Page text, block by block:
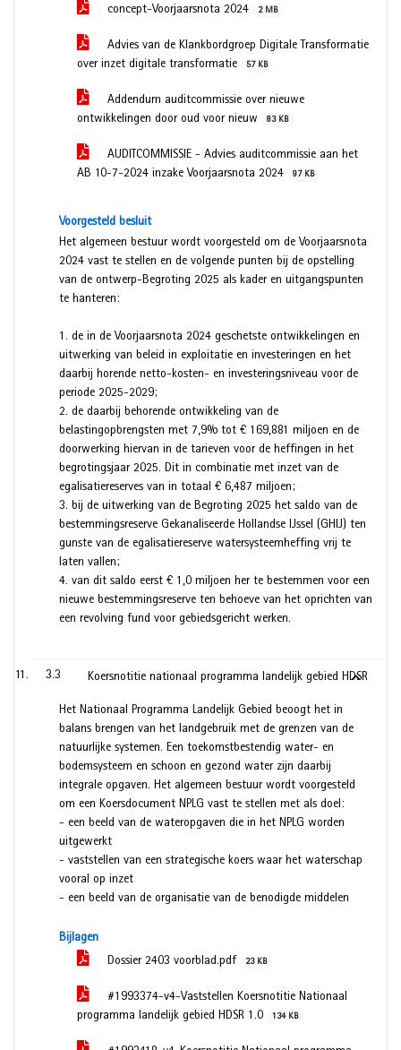
concept-Voorjaarsnota 2024 2 MB
Advies van de Klankbordgroep Digitale Transformatie
over inzet digitale transformatie
57 KB
Addendum auditcommissie over nieuwe
ontwikkelingen door oud voor nieuw
83 KB
AUDITCOMMISSIE - Advies auditcommissie aan het
AB 10-7-2024 inzake Voorjaarsnota 2024
97 KB
Voorgesteld besluit
Het algemeen bestuur wordt voorgesteld om de Voorjaarsnota
2024 vast te stellen en de volgende punten bij de opstelling
van de ontwerp-Begroting 2025 als kader en uitgangspunten
te hanteren:
1. de in de Voorjaarsnota 2024 geschetste ontwikkelingen en
uitwerking van beleid in exploitatie en investeringen en het
daarbij horende netto-kosten- en investeringsniveau voor de
periode 2025-2029;
2. de daarbij behorende ontwikkeling van de
belastingopbrengsten met 7,9% tot € 169,881 miljoen en de
doorwerking hiervan in de tarieven voor de heffingen in het
begrotingsjaar 2025. Dit in combinatie met inzet van de
egalisatiereserves van in totaal € 6,487 miljoen;
3. bij de uitwerking van de Begroting 2025 het saldo van de
bestemmingsreserve Gekanaliseerde Hollandse IJssel (GHIJ) ten
gunste van de egalisatiereserve watersysteemheffing vrij te
laten vallen;
4. van dit saldo eerst € 1,0 miljoen her te bestemmen voor een
nieuwe bestemmingsreserve ten behoeve van het oprichten van
een revolving fund voor gebiedsgericht werken.
3.3 Koersnotitie nationaal programma landelijk gebied HDSR
Het Nationaal Programma Landelijk Gebied beoogt het in
balans brengen van het landgebruik met de grenzen van de
natuurlijke systemen. Een toekomstbestendig water- en
bodemsysteem en schoon en gezond water zijn daarbij
integrale opgaven. Het algemeen bestuur wordt voorgesteld
om een Koersdocument NPLG vast te stellen met als doel:
- een beeld van de wateropgaven die in het NPLG worden
uitgewerkt
- vaststellen van een strategische koers waar het waterschap
vooral op inzet
- een beeld van de organisatie van de benodigde middelen
Bijlagen
Dossier 2403 voorblad.pdf
23 KB
#1993374-v4-Vaststellen Koersnotitie Nationaal
programma landelijk gebied HDSR 1.0
134 KB